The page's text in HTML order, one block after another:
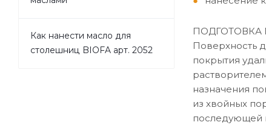
ПОДГОТОВКА
Поверхность
покрытия
назначения
из хвойных
последующей
Как нанести масло для
столешниц BIOFA арт. 2052